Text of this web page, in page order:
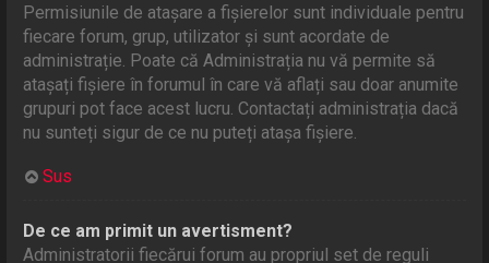
Permisiunile de atașare a fișierelor sunt individuale pentru
fiecare forum, grup, utilizator și sunt acordate de
administrație. Poate că Administrația nu vă permite să
atașați fișiere în forumul în care vă aflați sau doar anumite
grupuri pot face acest lucru. Contactați administrația dacă
nu sunteți sigur de ce nu puteți atașa fișiere.
Sus
De ce am primit un avertisment?
Administratorii fiecărui forum au propriul set de reguli